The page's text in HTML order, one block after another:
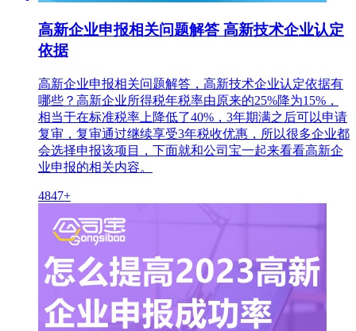
高新企业申报相关问题解答 高新技术企业认定
依据
高新企业申报相关问题解答，高新技术企业认定依据有
哪些？高新企业所得税年税率由原来的25%降为15%，
相当于在标准税率上降低了40%，3年期满之后可以申请
复审，复审通过继续享受3年税收优惠，所以很多企业都
会选择申报该项目，下面就和公司宝一起来看看高新企
业申报的相关内容。
4847+